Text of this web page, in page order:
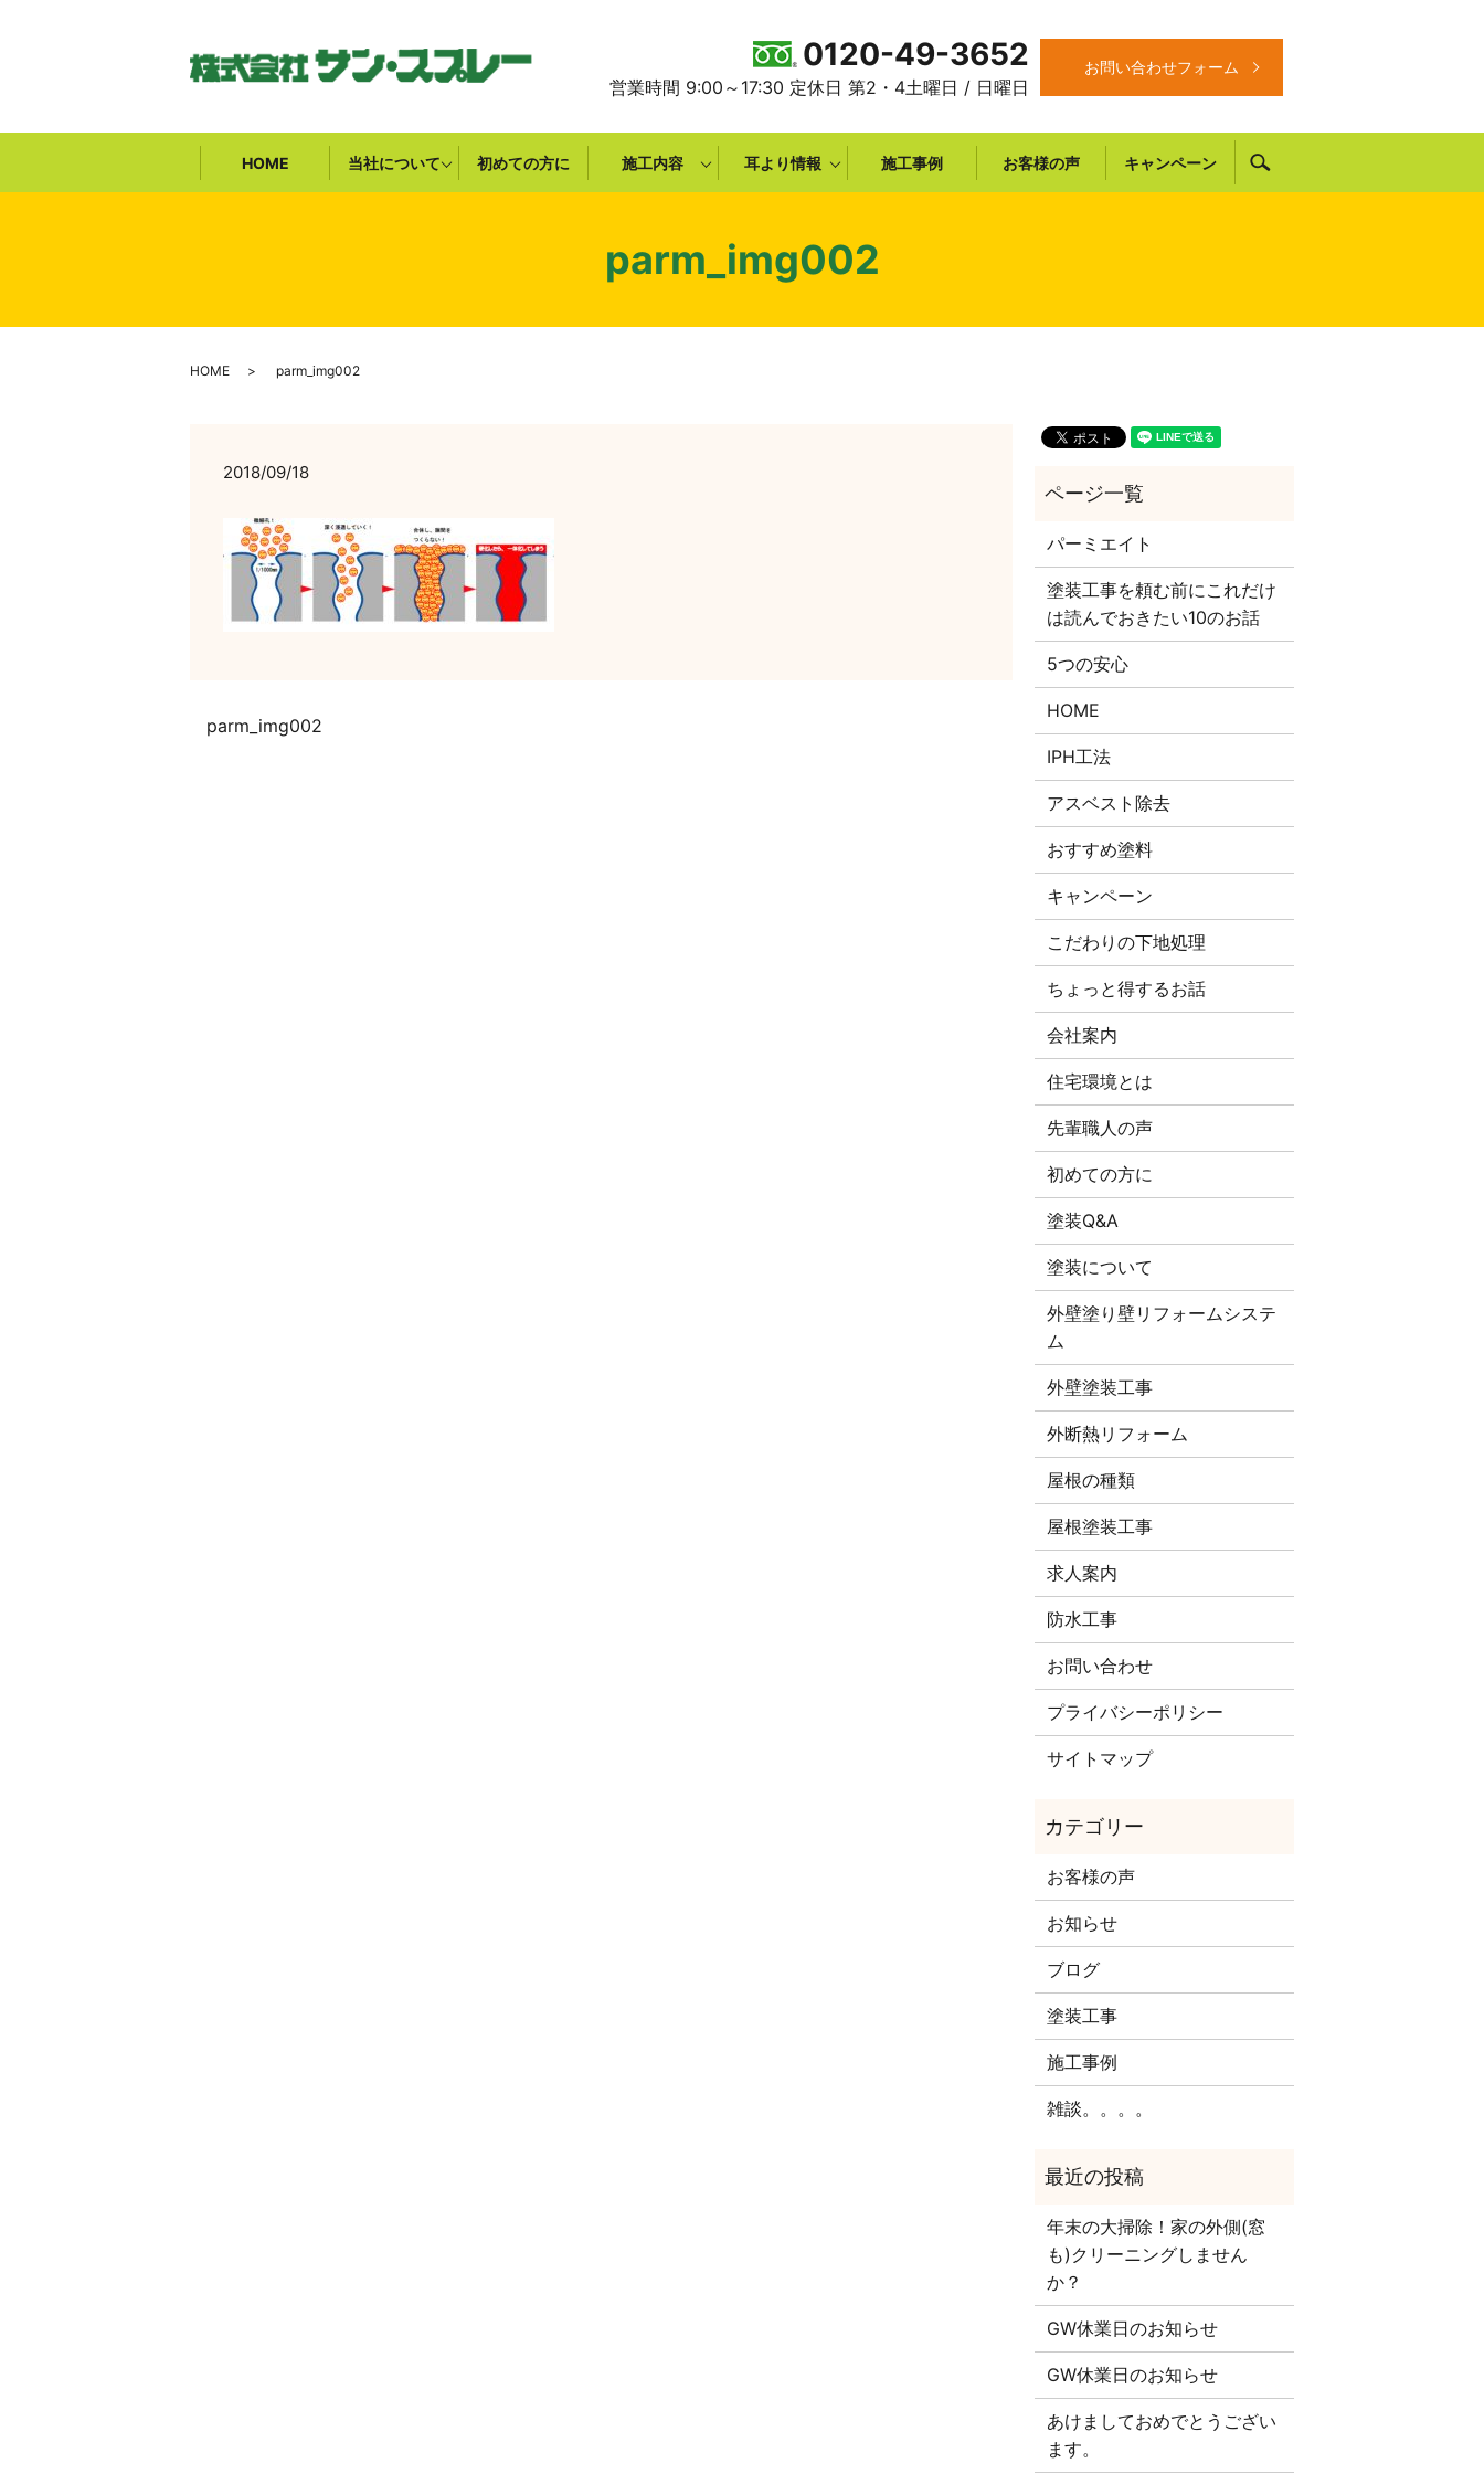
0120-49-3652
営業時間 9:00～17:30 定休日 第2・4土曜日 / 日曜日
お問い合わせフォーム
HOME 当社について 初めての方に 施工内容 耳より情報 施工事例 お客様の声 キャンペーン
parm_img002
HOME parm_img002
2018/09/18
parm_img002
パーミエイト
塗装工事を頼む前にこれだけ
は読んでおきたい10のお話
5つの安心
HOME
IPH工法
アスベスト除去
おすすめ塗料
キャンペーン
こだわりの下地処理
ちょっと得するお話
会社案内
住宅環境とは
先輩職人の声
初めての方に
塗装Q&A
塗装について
外壁塗り壁リフォームシステ
ム
外壁塗装工事
外断熱リフォーム
屋根の種類
屋根塗装工事
求人案内
防水工事
お問い合わせ
プライバシーポリシー
サイトマップ
お客様の声
お知らせ
ブログ
塗装工事
施工事例
雑談。。。。
年末の大掃除！家の外側(窓
も)クリーニングしません
か？
GW休業日のお知らせ
GW休業日のお知らせ
あけましておめでとうござい
ます。